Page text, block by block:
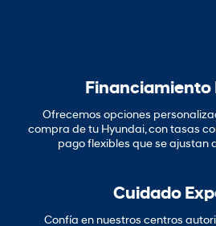
Financiamiento
Ofrecemos opciones
compra de tu Hyundai, con tasas
pago flexibles que se ajustan
Cuidado
Confía en nuestros centros